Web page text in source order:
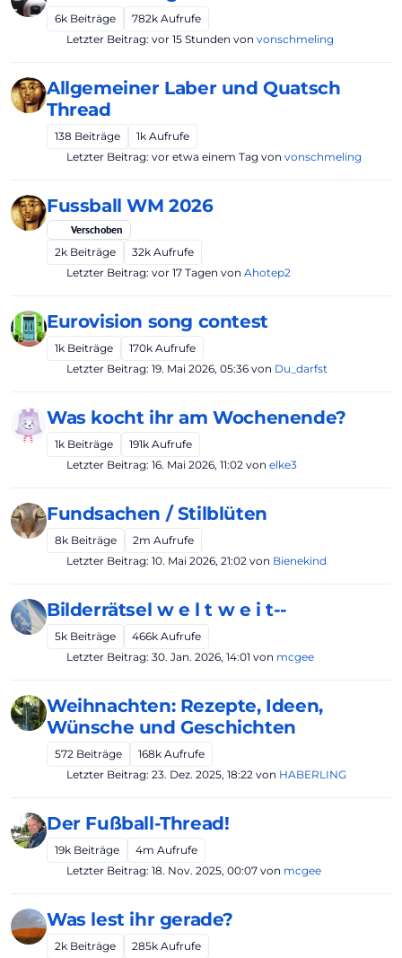
6k Beiträge 782k Aufrufe
Letzter Beitrag: vor 15 Stunden von vonschmeling
Allgemeiner Laber und Quatsch
Thread
138 Beiträge 1k Aufrufe
Letzter Beitrag: vor etwa einem Tag von vonschmeling
Fussball WM 2026
Verschoben
2k Beiträge 32k Aufrufe
Letzter Beitrag: vor 17 Tagen von Ahotep2
Eurovision song contest
1k Beiträge 170k Aufrufe
Letzter Beitrag: 19. Mai 2026, 05:36 von Du_darfst
Was kocht ihr am Wochenende?
1k Beiträge 191k Aufrufe
Letzter Beitrag: 16. Mai 2026, 11:02 von elke3
Fundsachen / Stilblüten
8k Beiträge 2m Aufrufe
Letzter Beitrag: 10. Mai 2026, 21:02 von Bienekind
Bilderrätsel w e l t w e i t--
5k Beiträge 466k Aufrufe
Letzter Beitrag: 30. Jan. 2026, 14:01 von mcgee
Weihnachten: Rezepte, Ideen,
Wünsche und Geschichten
572 Beiträge 168k Aufrufe
Letzter Beitrag: 23. Dez. 2025, 18:22 von HABERLING
Der Fußball-Thread!
19k Beiträge 4m Aufrufe
Letzter Beitrag: 18. Nov. 2025, 00:07 von mcgee
Was lest ihr gerade?
2k Beiträge 285k Aufrufe